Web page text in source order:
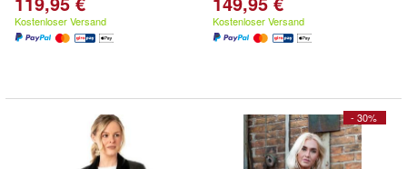
Kostenloser Versand Kostenloser Versand
- 30%